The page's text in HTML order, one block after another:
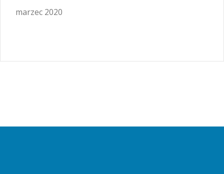
marzec 2020